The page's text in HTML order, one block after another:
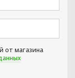
от магазина